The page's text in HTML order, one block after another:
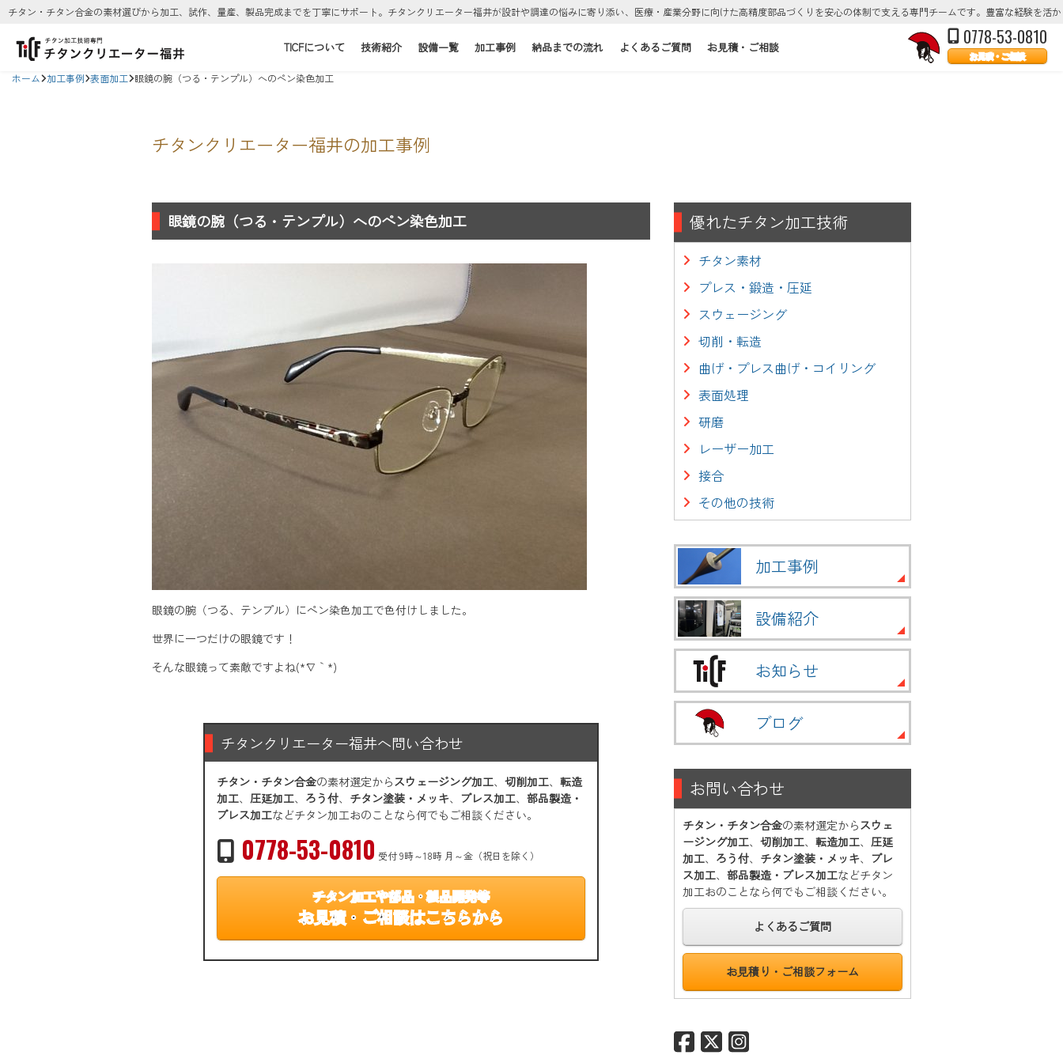
チタン・チタン合金の素材選びから加工、試作、量産、製品完成までを丁寧にサポート。チタンクリエーター福井が設計や調達の悩みに寄り添い、医療・産業分野に向けた高精度部品づくりを安心の体制で支える専門チームです。豊富な経験を活
0778-53-0810
お見積・ご相談
TICFについて 技術紹介 設備一覧 加工事例 納品までの流れ よくあるご質問 お見積・ご相談
ホーム 加工事例 表面加工 眼鏡の腕（つる・テンプル）へのペン染色加工
チタンクリエーター福井の加工事例
眼鏡の腕（つる・テンプル）へのペン染色加工
眼鏡の腕（つる、テンプル）にペン染色加工で色付けしました。
世界に一つだけの眼鏡です！
そんな眼鏡って素敵ですよね(*´∇｀*)
チタンクリエーター福井へ問い合わせ
チタン・チタン合金の素材選定からスウェージング加工、 切削加工、 転造
加工、 圧延加工、 ろう付、 チタン塗装・メッキ、 プレス加工、 部品製造・
プレス加工などチタン加工おのことなら何でもご相談ください。
0778-53-0810 受付 9時～18時 月～金（祝日を除く）
チタン加工や部品・製品開発等
お見積・ご相談はこちらから
優れたチタン加工技術
チタン素材
プレス・鍛造・圧延
スウェージング
切削・転造
曲げ・プレス曲げ・コイリング
表面処理
研磨
レーザー加工
接合
その他の技術
加工事例
設備紹介
お知らせ
ブログ
お問い合わせ
チタン・チタン合金の素材選定からスウェ
ージング加工、 切削加工、 転造加工、 圧延
加工、 ろう付、 チタン塗装・メッキ、 プレ
ス加工、 部品製造・プレス加工などチタン
加工おのことなら何でもご相談ください。
よくあるご質問
お見積り・ご相談フォーム